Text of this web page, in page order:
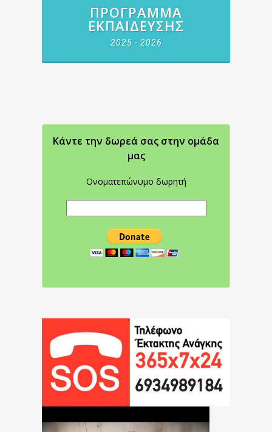
ΠΡΌΓΡΑΜΜΑ
ΕΚΠΑΊΔΕΥΣΗΣ
2025 - 2026
Κάντε την δωρεά σας στην oμάδα
μας
Ονοματεπώνυμο δωρητή